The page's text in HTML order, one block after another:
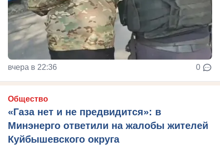
вчера в 22:36 0
Общество
«Газа нет и не предвидится»: в
Минэнерго ответили на жалобы жителей
Куйбышевского округа